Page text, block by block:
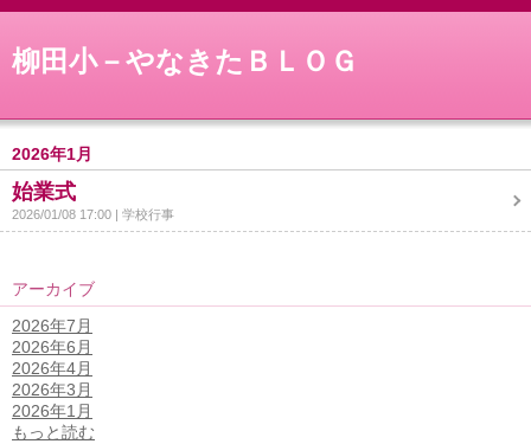
柳田小－やなきたＢＬＯＧ
2026年1月
始業式
2026/01/08 17:00 学校行事
アーカイブ
2026年7月
2026年6月
2026年4月
2026年3月
2026年1月
もっと読む